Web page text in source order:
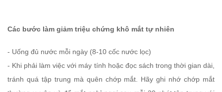
Các bước làm giảm triệu chứng khô mắt tự nhiên
- Uống đủ nước mỗi ngày (8-10 cốc nước lọc)
- Khi phải làm việc với máy tính hoặc đọc sách trong thời gian dài,
tránh quá tập trung mà quên chớp mắt. Hãy ghi nhớ chớp mắt